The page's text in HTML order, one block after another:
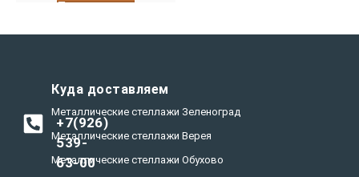
+7(926)
539-
63-00
Куда доставляем
Металлические стеллажи Зеленоград
Металлические стеллажи Верея
Металлические стеллажи Обухово